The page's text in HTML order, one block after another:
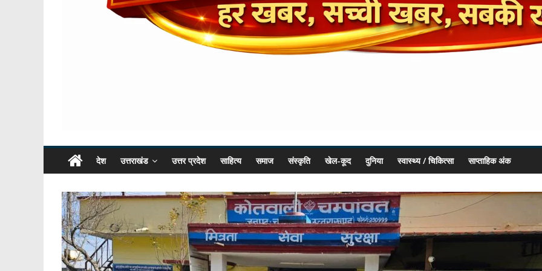
देश उत्तराखंड उत्तर प्रदेश साहित्य समाज संस्कृति खेल-कूद दुनिया स्वास्थ्य / चिकित्सा साप्ताहिक अंक